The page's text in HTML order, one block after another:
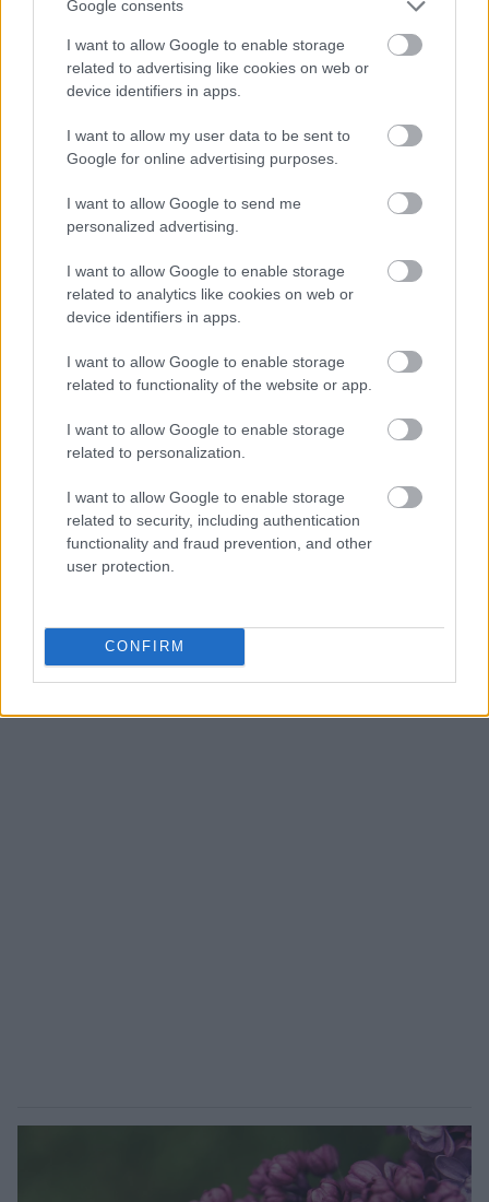
Google consents
I want to allow Google to enable storage
related to advertising like cookies on web or
device identifiers in apps.
I want to allow my user data to be sent to
Google for online advertising purposes.
I want to allow Google to send me
personalized advertising.
I want to allow Google to enable storage
related to analytics like cookies on web or
device identifiers in apps.
I want to allow Google to enable storage
related to functionality of the website or app.
I want to allow Google to enable storage
related to personalization.
I want to allow Google to enable storage
related to security, including authentication
functionality and fraud prevention, and other
user protection.
CONFIRM
βαθμούς Κελσίου. Θέλει απλά μια φωτεινή θέση,
νερό και το κατάλληλο για ανθοφόρα φυτά
για να την μεταφυτεύσεις και μόλις απανθίσει εκεί
ύψος.